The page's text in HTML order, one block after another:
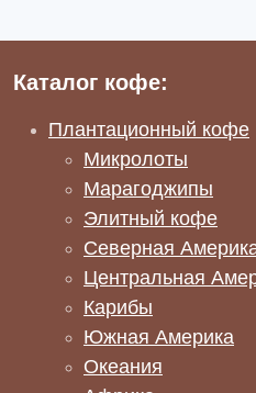
Каталог кофе:
Плантационный кофе
Микролоты
Марагоджипы
Элитный кофе
Северная
Центральная
Карибы
Южная Америка
Океания